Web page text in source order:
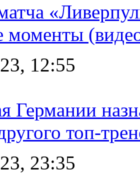
моменты
12:55
Германии
топ-
23:35